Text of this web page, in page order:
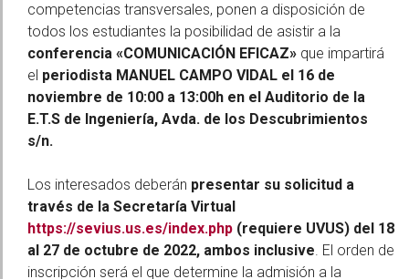
competencias transversales, ponen a disposición de
todos los estudiantes la posibilidad de asistir a la
conferencia «COMUNICACIÓN EFICAZ» que impartirá
el periodista MANUEL CAMPO VIDAL el 16 de
noviembre de 10:00 a 13:00h en el Auditorio de la
E.T.S de Ingeniería, Avda. de los Descubrimientos
s/n.
Los interesados deberán presentar su solicitud a
través de la Secretaría Virtual
https://sevius.us.es/index.php (requiere UVUS) del 18
al 27 de octubre de 2022, ambos inclusive. El orden de
inscripción será el que determine la admisión a la